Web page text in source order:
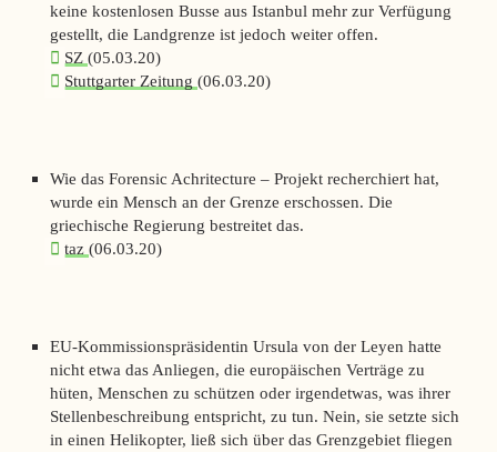
keine kostenlosen Busse aus Istanbul mehr zur Verfügung
gestellt, die Landgrenze ist jedoch weiter offen.
SZ(05.03.20)
Stuttgarter Zeitung(06.03.20)
Wie das Forensic Achritecture – Projekt recherchiert hat,
wurde ein Mensch an der Grenze erschossen. Die
griechische Regierung bestreitet das.
taz(06.03.20)
EU-Kommissionspräsidentin Ursula von der Leyen hatte
nicht etwa das Anliegen, die europäischen Verträge zu
hüten, Menschen zu schützen oder irgendetwas, was ihrer
Stellenbeschreibung entspricht, zu tun. Nein, sie setzte sich
in einen Helikopter, ließ sich über das Grenzgebiet fliegen